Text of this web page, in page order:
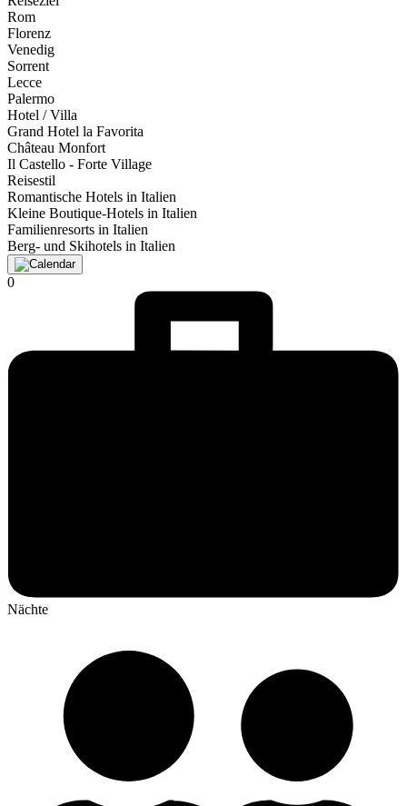
Rom
Florenz
Venedig
Sorrent
Lecce
Palermo
Hotel / Villa
Grand Hotel la Favorita
Château Monfort
Il Castello - Forte Village
Reisestil
Romantische Hotels in Italien
Kleine Boutique-Hotels in Italien
Familienresorts in Italien
Berg- und Skihotels in Italien
0
Nächte